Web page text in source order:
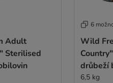
Adult
Sterilised
6
Wild
drůbeží
6,5 kg